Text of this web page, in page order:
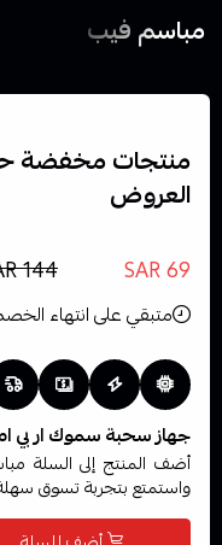
مباسم فيب
العروض
69 SAR
144 SAR
متبقي على انتهاء
جهاز سحبة سموك ار بي ام 25
أضف المنتج إلى السلة
واستمتع بتجربة تسوق